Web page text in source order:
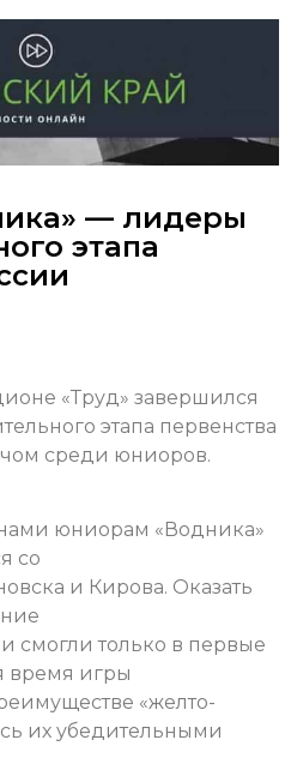
— лидеры
этапа
«Труд» завершился
этапа первенства
среди юниоров.
юниорам «Водника»
со
и Кирова. Оказать
смогли только в первые
время игры
«желто-
их убедительными